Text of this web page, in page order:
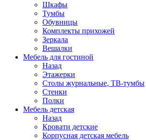
Шкафы
Тумбы
Обувницы
Комплекты прихожей
Зеркала
Вешалки
Мебель для гостиной
Назад
Этажерки
Столы журнальные, ТВ-тумбы
Стенки
Полки
Мебель детская
Назад
Кровати детские
Корпусная детская мебель